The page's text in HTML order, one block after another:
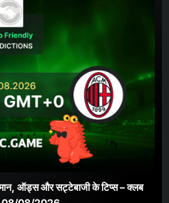
ऑड्स और सट्टेबाजी के टिप्स – क्लब